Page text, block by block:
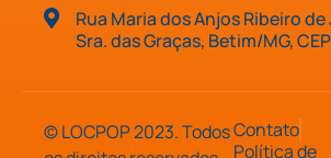
Rua Maria dos Anjos Ribeiro de
Sra. das Graças, Betim/MG,
© LOCPOP 2023. TodosContato
Política de